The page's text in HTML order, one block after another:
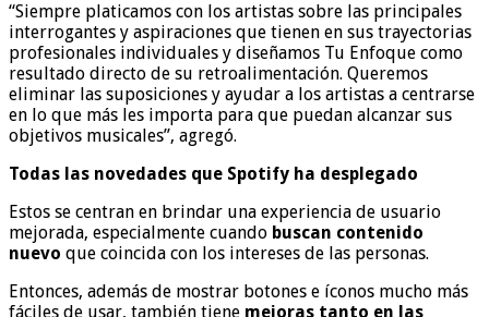
“Siempre platicamos con los artistas sobre las principales
interrogantes y aspiraciones que tienen en sus trayectorias
profesionales individuales y diseñamos Tu Enfoque como
resultado directo de su retroalimentación. Queremos
eliminar las suposiciones y ayudar a los artistas a centrarse
en lo que más les importa para que puedan alcanzar sus
objetivos musicales”, agregó.
Todas las novedades que Spotify ha desplegado
Estos se centran en brindar una experiencia de usuario
mejorada, especialmente cuando buscan contenido
nuevo que coincida con los intereses de las personas.
Entonces, además de mostrar botones e íconos mucho más
fáciles de usar, también tiene mejoras tanto en las